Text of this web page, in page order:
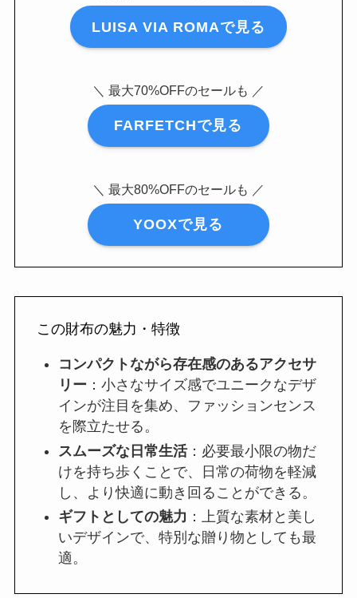
LUISA VIA ROMAで見る
＼ 最大70%OFFのセールも ／
FARFETCHで見る
＼ 最大80%OFFのセールも ／
YOOXで見る
この財布の魅力・特徴
コンパクトながら存在感のあるアクセサ
リー ：小さなサイズ感でユニークなデザ
インが注目を集め、ファッションセンス
を際立たせる。
スムーズな日常生活：必要最小限の物だ
けを持ち歩くことで、日常の荷物を軽減
し、より快適に動き回ることができる。
ギフトとしての魅力 ：上質な素材と美し
いデザインで、特別な贈り物としても最
適。